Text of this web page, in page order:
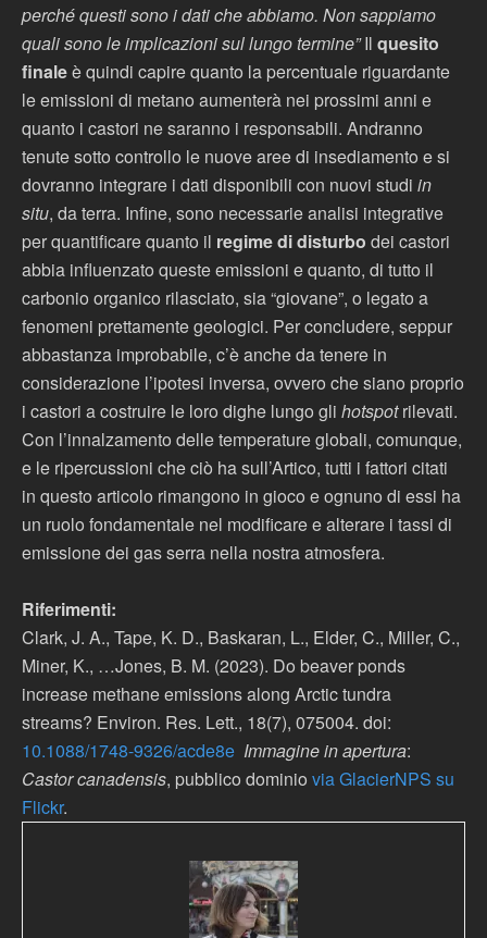
perché questi sono i dati che abbiamo. Non sappiamo
quali sono le implicazioni sul lungo termine”Il quesito
finaleè quindi capire quanto la percentuale riguardante
le emissioni di metano aumenterà nei prossimi anni e
quanto i castori ne saranno i responsabili. Andranno
tenute sotto controllo le nuove aree di insediamento e si
dovranno integrare i dati disponibili con nuovi studi in
situ, da terra. Infine, sono necessarie analisi integrative
per quantificare quanto il regime di disturbo dei castori
abbia influenzato queste emissioni e quanto, di tutto il
carbonio organico rilasciato, sia “giovane”, o legato a
fenomeni prettamente geologici. Per concludere, seppur
abbastanza improbabile, c’è anche da tenere in
considerazione l’ipotesi inversa, ovvero che siano proprio
i castori a costruire le loro dighe lungo gli hotspotrilevati.
Con l’innalzamento delle temperature globali, comunque,
e le ripercussioni che ciò ha sull’Artico, tutti i fattori citati
in questo articolo rimangono in gioco e ognuno di essi ha
un ruolo fondamentale nel modificare e alterare i tassi di
emissione dei gas serra nella nostra atmosfera.
Riferimenti:
Clark, J. A., Tape, K. D., Baskaran, L., Elder, C., Miller, C.,
Miner, K., …Jones, B. M. (2023). Do beaver ponds
increase methane emissions along Arctic tundra
streams? Environ. Res. Lett., 18(7), 075004. doi:
10.1088/1748-9326/acde8e Immagine in apertura:
Castor canadensis, pubblico dominio via GlacierNPS su
Flickr.